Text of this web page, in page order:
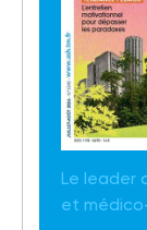
Le leader
et